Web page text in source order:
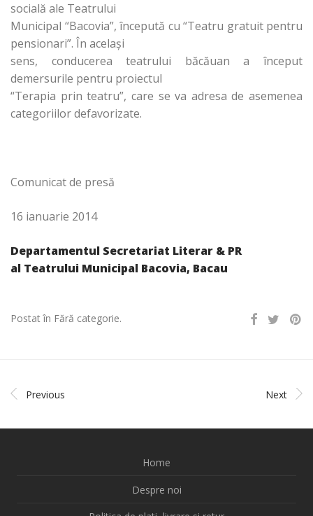
socială ale Teatrului
Municipal “Bacovia”, începută cu “Teatru gratuit pentru
pensionari”. În acelaşi
sens, conducerea teatrului băcăuan a început
demersurile pentru proiectul
“Terapia prin teatru”, care se va adresa de asemenea
categoriilor defavorizate.
Comunicat de presă
16 ianuarie 2014
Departamentul Secretariat Literar & PR
al Teatrului Municipal Bacovia, Bacau
Postat în Fără categorie.
Previous Next
Home
Despre noi